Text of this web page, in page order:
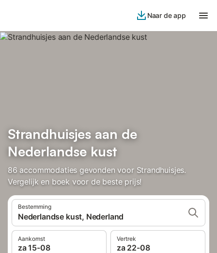
Naar de app
Strandhuisjes aan de
Nederlandse kust
86 accommodaties gevonden voor Strandhuisjes.
Vergelijk en boek voor de beste prijs!
Bestemming
Nederlandse kust, Nederland
Aankomst
za 15-08
Vertrek
za 22-08